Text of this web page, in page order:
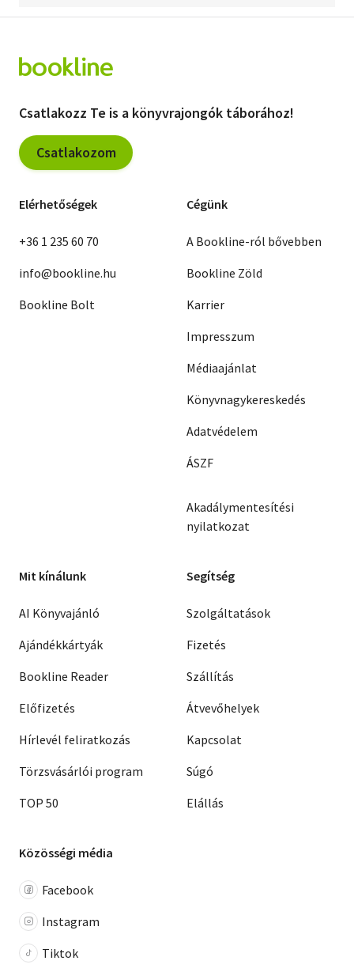
Csatlakozz Te is a könyvrajongók táborához!
Csatlakozom
Elérhetőségek
+36 1 235 60 70
info@bookline.hu
Bookline Bolt
Cégünk
A Bookline-ról bővebben
Bookline Zöld
Karrier
Impresszum
Médiaajánlat
Könyvnagykereskedés
Adatvédelem
ÁSZF
Akadálymentesítési
nyilatkozat
Mit kínálunk
AI Könyvajánló
Ajándékkártyák
Bookline Reader
Előfizetés
Hírlevél feliratkozás
Törzsvásárlói program
TOP 50
Segítség
Szolgáltatások
Fizetés
Szállítás
Átvevőhelyek
Kapcsolat
Súgó
Elállás
Közösségi média
Facebook
Instagram
Tiktok